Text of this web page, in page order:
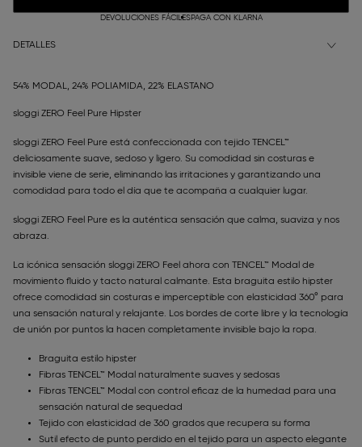
DEVOLUCIONES FÁCILESPAGA CON KLARNA
DETALLES
54% MODAL, 24% POLIAMIDA, 22% ELASTANO
sloggi ZERO Feel Pure Hipster
sloggi ZERO Feel Pure está confeccionada con tejido TENCEL™
deliciosamente suave, sedoso y ligero. Su comodidad sin costuras e
invisible viene de serie, eliminando las irritaciones y garantizando una
comodidad para todo el día que te acompaña a cualquier lugar.
sloggi ZERO Feel Pure es la auténtica sensación que calma, suaviza y nos
abraza.
La icónica sensación sloggi ZERO Feel ahora con TENCEL™ Modal de
movimiento fluido y tacto natural calmante. Esta braguita estilo hipster
ofrece comodidad sin costuras e imperceptible con elasticidad 360° para
una sensación natural y relajante. Los bordes de corte libre y la tecnología
de unión por puntos la hacen completamente invisible bajo la ropa.
Braguita estilo hipster
Fibras TENCEL™ Modal naturalmente suaves y sedosas
Fibras TENCEL™ Modal con control eficaz de la humedad para una
sensación natural de sequedad
Tejido con elasticidad de 360 grados que recupera su forma
Sutil efecto de punto perdido en el tejido para un aspecto elegante